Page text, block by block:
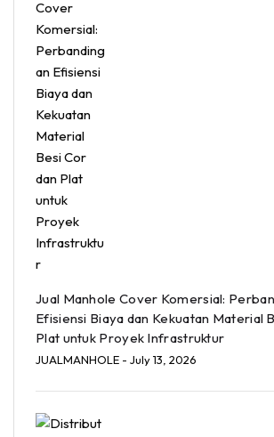
Jual Manhole Cover Komersial:
Efisiensi Biaya dan Kekuatan Material
Plat untuk Proyek Infrastruktur
JUALMANHOLE - July 13, 2026